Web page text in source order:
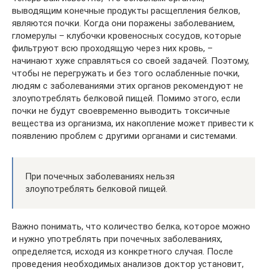
выводящим конечные продукты расщепления белков,
являются почки. Когда они поражены заболеванием,
гломерулы – клубочки кровеносных сосудов, которые
фильтруют всю проходящую через них кровь, –
начинают хуже справляться со своей задачей. Поэтому,
чтобы не перегружать и без того ослабленные почки,
людям с заболеваниями этих органов рекомендуют не
злоупотреблять белковой пищей. Помимо этого, если
почки не будут своевременно выводить токсичные
вещества из организма, их накопление может привести к
появлению проблем с другими органами и системами.
При почечных заболеваниях нельзя
злоупотреблять белковой пищей.
Важно понимать, что количество белка, которое можно
и нужно употреблять при почечных заболеваниях,
определяется, исходя из конкретного случая. После
проведения необходимых анализов доктор установит,